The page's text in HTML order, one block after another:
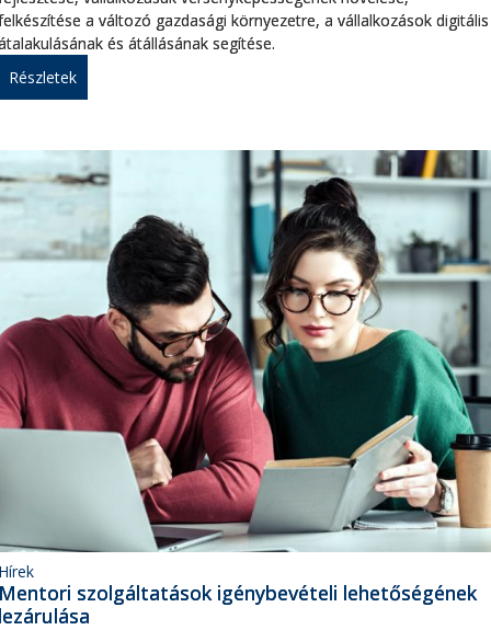
a változó gazdasági környezetre, a vállalkozások digitális
és átállásának segítése.
Részletek
szolgáltatások igénybevételi lehetőségének